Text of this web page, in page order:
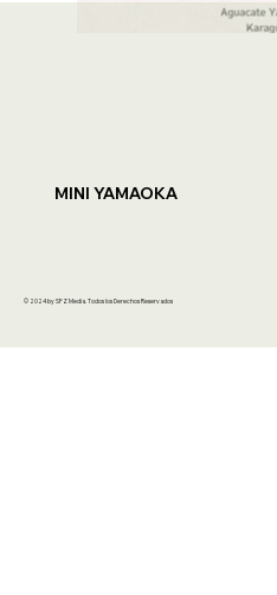
MINI YAMAOKA
© 2024 by SFZ Media. Todos los Derechos Reservados